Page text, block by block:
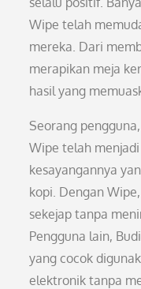
Wipe telah
mereka. Dari
merapikan meja
hasil yang
Seorang
Wipe telah
kesayangannya
kopi. Dengan
sekejap tanpa
Pengguna lain,
yang cocok
elektronik tanpa